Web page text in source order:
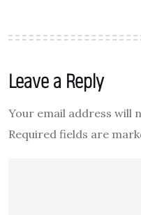
Leave a Reply
Your email address will
Required fields are